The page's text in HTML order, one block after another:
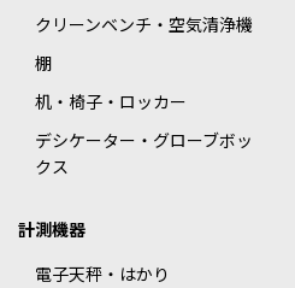
クリーンベンチ・空気清浄機
棚
机・椅子・ロッカー
デシケーター・グローブボッ
クス
計測機器
電子天秤・はかり